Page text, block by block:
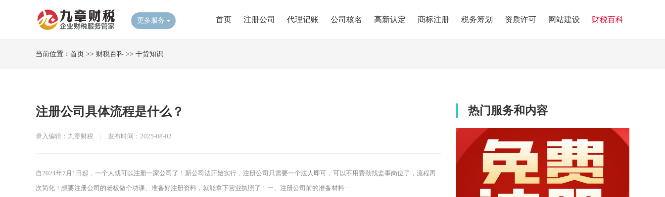
更多服务 首页 注册公司 代理记账 公司核名 高新认定 商标注册 税务筹划 资质许可 网站建设 财税百科
当前位置： 首页 >> 财税百科 >> 干货知识
注册公司具体流程是什么？
录入编辑：九章财税 发布时间：2025-08-02
自2024年7月1日起，一个人就可以注册一家公司了！新公司法开始实行，注册公司只需要一个法人即可，可以不用费劲找监事岗位了，流程再
次简化！想要注册公司的老板做个功课、准备好注册资料，就能拿下营业执照了！一、注册公司前的准备材料···
热门服务和内容